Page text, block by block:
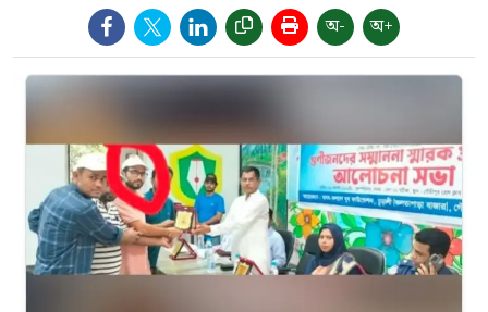
অ- অ+